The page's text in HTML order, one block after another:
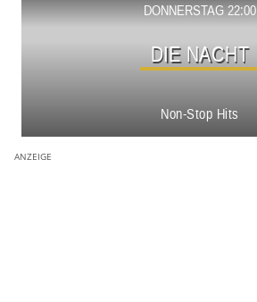
DONNERSTAG 22:00
DIE NACHT
Non-Stop Hits
Show ansehen